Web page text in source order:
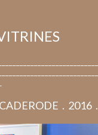
. 2016 .